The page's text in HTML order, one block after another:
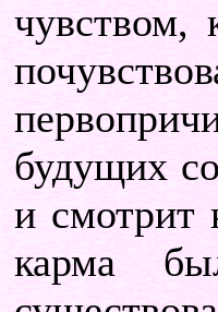
чувством,
будущих
и смотрит
карма